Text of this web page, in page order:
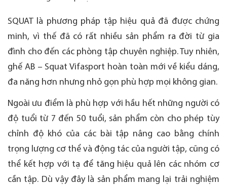
SQUAT là phương pháp tập hiệu quả đã được chứng
minh, vì thế đã có rất nhiều sản phẩm ra đời từ gia
đình cho đến các phòng tập chuyên nghiệp. Tuy nhiên,
ghế AB – Squat Vifasport hoàn toàn mới về kiểu dáng,
đa năng hơn nhưng nhỏ gọn phù hợp mọi không gian.
Ngoài ưu điểm là phù hợp với hầu hết những người có
độ tuổi từ 7 đến 50 tuổi, sản phẩm còn cho phép tùy
chỉnh độ khó của các bài tập nâng cao bằng chính
trọng lượng cơ thể và động tác của người tập, cũng có
thể kết hợp với tạ để tăng hiệu quả lên các nhóm cơ
cần tập. Dù vậy đây là sản phẩm mang lại trải nghiệm